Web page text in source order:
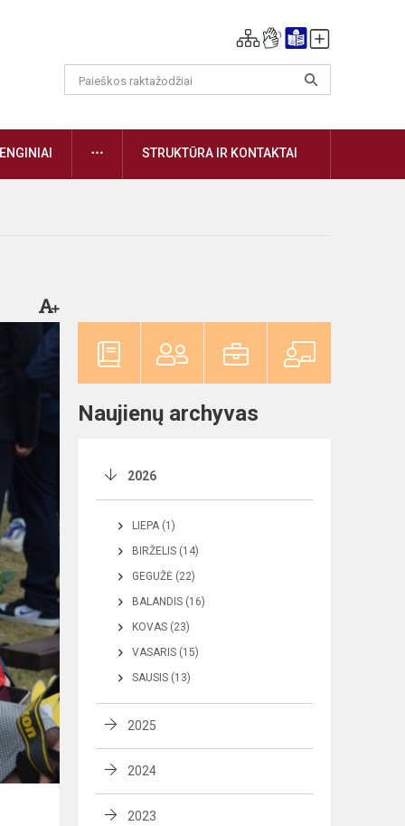
DAUGIAUSTRUKTŪRA IR KONTAKTAI
Naujienų archyvas
2026
LIEPA (1)
BIRŽELIS (14)
GEGUŽĖ (22)
BALANDIS (16)
KOVAS (23)
VASARIS (15)
SAUSIS (13)
2025
2024
2023